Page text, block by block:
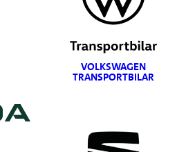
VOLKSWAGEN
TRANSPORTBILAR